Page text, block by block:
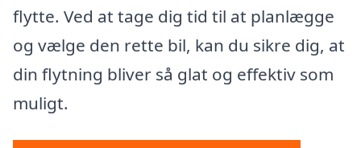
flytte. Ved at tage dig tid til at planlægge
og vælge den rette bil, kan du sikre dig, at
din flytning bliver så glat og effektiv som
muligt.